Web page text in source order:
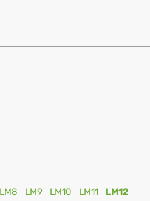
LM8 LM9 LM10 LM11 LM12